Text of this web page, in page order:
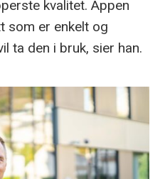
kvalitet. Appen
som er enkelt og
ta den i bruk, sier han.